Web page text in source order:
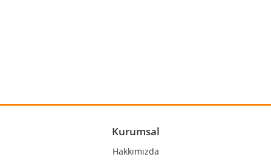
Ürün açıklamasında eksik bilgiler bulunuyor.
Ürün bilgilerinde hatalar bulunuyor.
Kurumsal
Hakkımızda